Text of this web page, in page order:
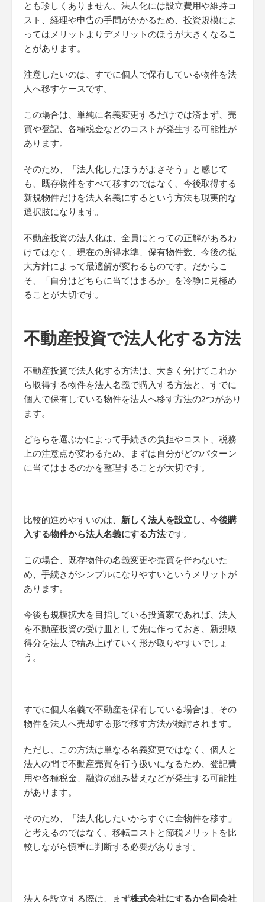
とも珍しくありません。法人化には設立費用や維持コ
スト、経理や申告の手間がかかるため、投資規模によ
ってはメリットよりデメリットのほうが大きくなるこ
とがあります。
注意したいのは、すでに個人で保有している物件を法
人へ移すケースです。
この場合は、単純に名義変更するだけでは済まず、売
買や登記、各種税金などのコストが発生する可能性が
あります。
そのため、「法人化したほうがよさそう」と感じて
も、既存物件をすべて移すのではなく、今後取得する
新規物件だけを法人名義にするという方法も現実的な
選択肢になります。
不動産投資の法人化は、全員にとっての正解があるわ
けではなく、現在の所得水準、保有物件数、今後の拡
大方針によって最適解が変わるものです。だからこ
そ、「自分はどちらに当てはまるか」を冷静に見極め
ることが大切です。
不動産投資で法人化する方法
不動産投資で法人化する方法は、大きく分けてこれか
ら取得する物件を法人名義で購入する方法と、すでに
個人で保有している物件を法人へ移す方法の2つがあり
ます。
どちらを選ぶかによって手続きの負担やコスト、税務
上の注意点が変わるため、まずは自分がどのパターン
に当てはまるのかを整理することが大切です。
比較的進めやすいのは、 新しく法人を設立し、今後購
入する物件から法人名義にする方法です。
この場合、既存物件の名義変更や売買を伴わないた
め、手続きがシンプルになりやすいというメリットが
あります。
今後も規模拡大を目指している投資家であれば、法人
を不動産投資の受け皿として先に作っておき、新規取
得分を法人で積み上げていく形が取りやすいでしょ
う。
すでに個人名義で不動産を保有している場合は、その
物件を法人へ売却する形で移す方法が検討されます。
ただし、この方法は単なる名義変更ではなく、個人と
法人の間で不動産売買を行う扱いになるため、登記費
用や各種税金、融資の組み替えなどが発生する可能性
があります。
そのため、「法人化したいからすぐに全物件を移す」
と考えるのではなく、移転コストと節税メリットを比
較しながら慎重に判断する必要があります。
法人を設立する際は、まず株式会社にするか合同会社